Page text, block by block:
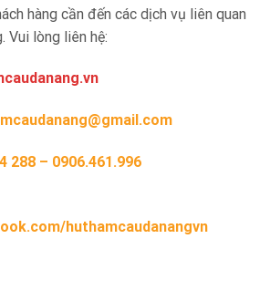
hàng cần đến các dịch vụ liên quan
Vui lòng liên hệ:
288 – 0906.461.996
huthamcaudanangvn